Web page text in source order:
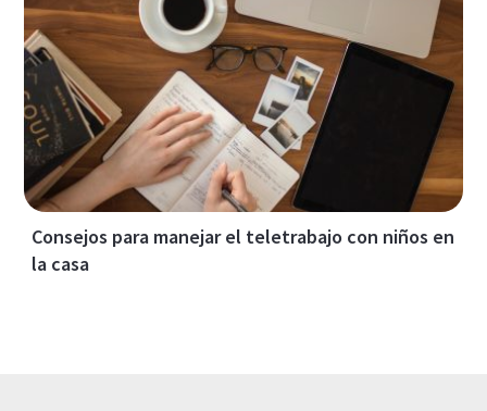
Consejos para manejar el teletrabajo con niños en
la casa